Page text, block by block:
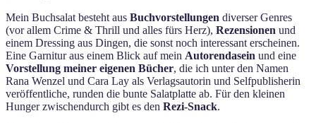
Mein Buchsalat besteht aus Buchvorstellungen diverser Genres
(vor allem Crime & Thrill und alles fürs Herz), Rezensionen und
einem Dressing aus Dingen, die sonst noch interessant erscheinen.
Eine Garnitur aus einem Blick auf mein Autorendasein und eine
Vorstellung meiner eigenen Bücher, die ich unter den Namen
Rana Wenzel und Cara Lay als Verlagsautorin und Selfpublisherin
veröffentliche, runden die bunte Salatplatte ab. Für den kleinen
Hunger zwischendurch gibt es den Rezi-Snack.